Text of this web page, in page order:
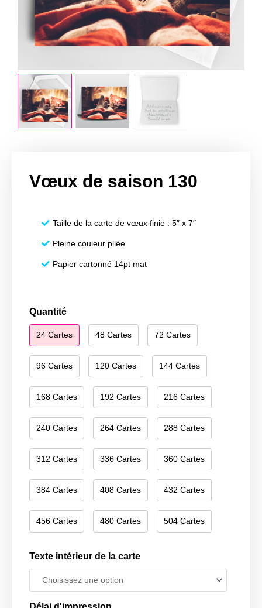
Vœux de saison 130
Taille de la carte de vœux finie : 5″ x 7″
Pleine couleur pliée
Papier cartonné 14pt mat
Quantité
24 Cartes 48 Cartes 72 Cartes
96 Cartes 120 Cartes 144 Cartes
168 Cartes 192 Cartes 216 Cartes
240 Cartes 264 Cartes 288 Cartes
312 Cartes 336 Cartes 360 Cartes
384 Cartes 408 Cartes 432 Cartes
456 Cartes 480 Cartes 504 Cartes
Texte intérieur de la carte
quantité
de
Season's
130